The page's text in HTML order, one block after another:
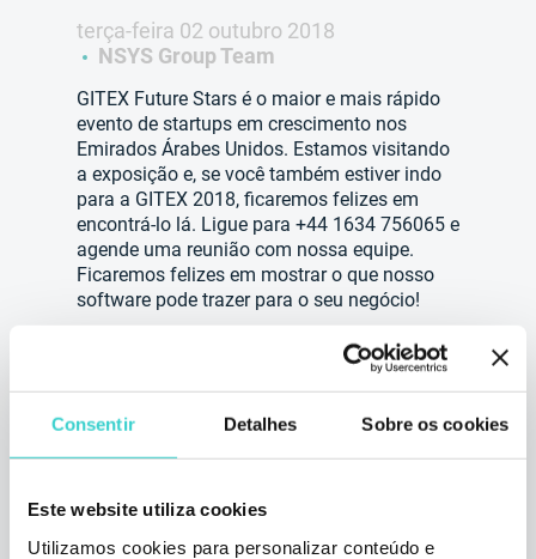
Consentir Detalhes Sobre os cookies
Este website utiliza cookies
Utilizamos cookies para personalizar conteúdo e
terça-feira 02 outubro 2018
NSYS Group Team
GITEX Future Stars é o maior e mais rápido
evento de startups em crescimento nos
Emirados Árabes Unidos. Estamos visitando
a exposição e, se você também estiver indo
para a GITEX 2018, ficaremos felizes em
encontrá-lo lá. Ligue para +44 1634 756065 e
agende uma reunião com nossa equipe.
Ficaremos felizes em mostrar o que nosso
software pode trazer para o seu negócio!